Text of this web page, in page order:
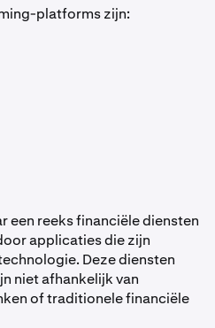
platforms zijn:
een reeks financiële diensten
applicaties die zijn
Deze diensten
niet afhankelijk van
of traditionele financiële